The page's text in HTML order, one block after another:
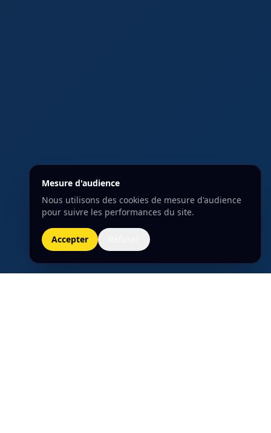
Mesure d'audience
Nous utilisons des cookies de mesure d'audience
pour suivre les performances du site.
Accepter